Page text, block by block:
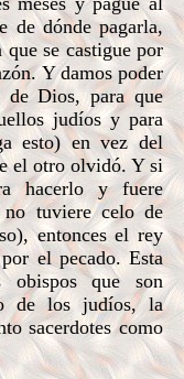
dónde pagarla,
que se castigue por
Y damos poder
de Dios, para que
judíos y para
esto) en vez del
el otro olvidó. Y si
hacerlo y fuere
tuviere celo de
entonces el rey
el pecado. Esta
obispos que son
de los judíos, la
sacerdotes como